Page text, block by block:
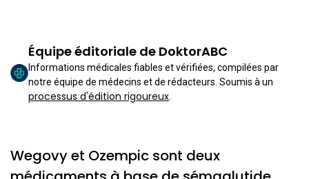
Équipe éditoriale de DoktorABC
Informations médicales fiables et vérifiées, compilées par
notre équipe de médecins et de rédacteurs. Soumis à un
processus d'édition rigoureux.
Wegovy et Ozempic sont deux